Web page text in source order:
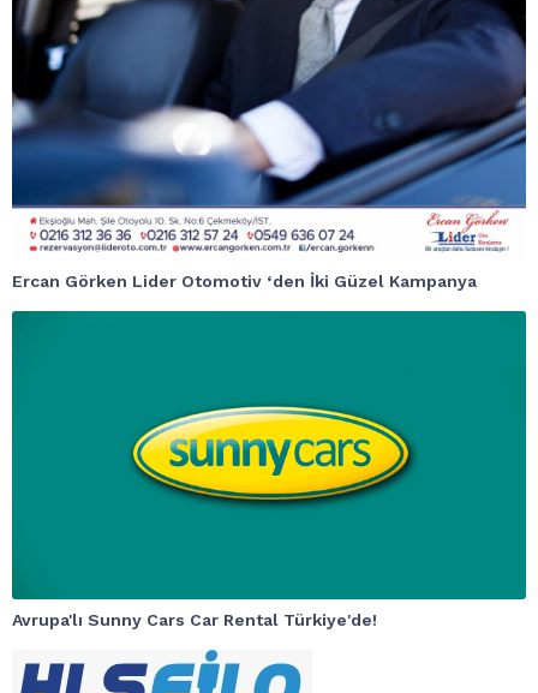
Ercan Görken Lider Otomotiv ‘den İki Güzel Kampanya
Avrupa'lı Sunny Cars Car Rental Türkiye'de!